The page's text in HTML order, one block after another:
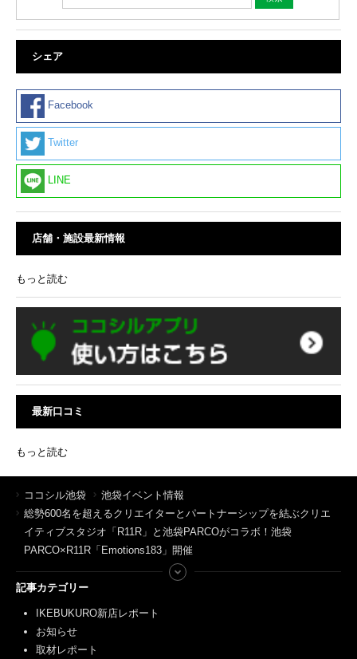
シェア
Facebook
Twitter
LINE
店舗・施設最新情報
もっと読む
最新口コミ
もっと読む
ココシル池袋
池袋イベント情報
総勢600名を超えるクリエイターとパートナーシップを結ぶクリエ
イティブスタジオ「R11R」と池袋PARCOがコラボ！池袋
PARCO×R11R「Emotions183」開催
記事カテゴリー
IKEBUKURO新店レポート
お知らせ
取材レポート